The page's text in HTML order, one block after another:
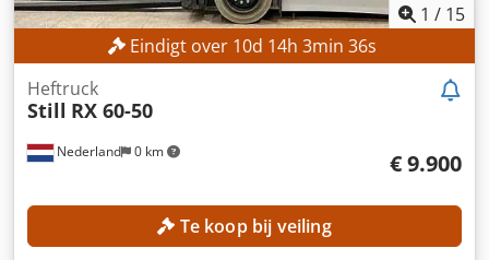
1 / 15
Eindigt over 10d 14h 3min 33s
Nederland 0 km
Heftruck
Still RX 60-50
€ 9.900
Te koop bij veiling